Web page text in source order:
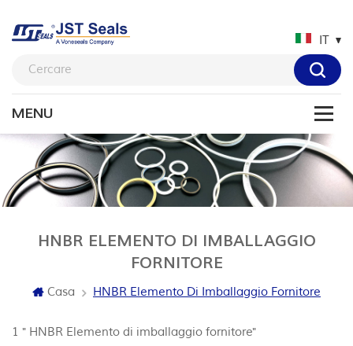
IT
HNBR ELEMENTO DI IMBALLAGGIO
FORNITORE
Casa HNBR Elemento Di Imballaggio Fornitore
1 " HNBR Elemento di imballaggio fornitore"